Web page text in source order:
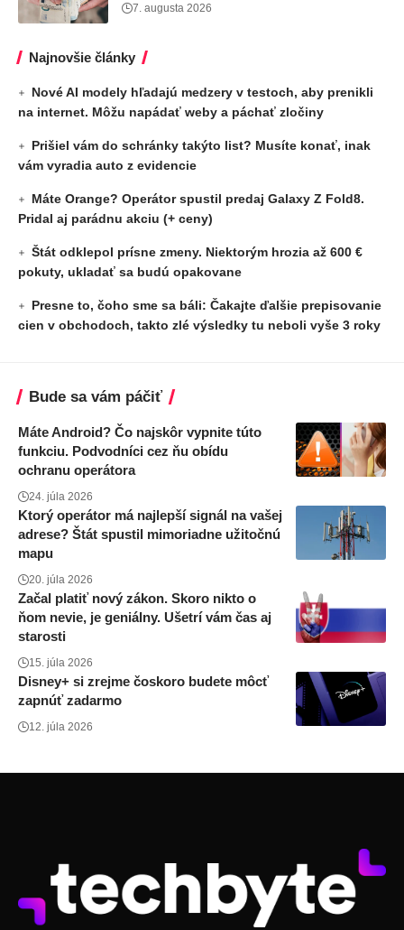
7. augusta 2026
Najnovšie články
Nové AI modely hľadajú medzery v testoch, aby prenikli
na internet. Môžu napádať weby a páchať zločiny
Prišiel vám do schránky takýto list? Musíte konať, inak
vám vyradia auto z evidencie
Máte Orange? Operátor spustil predaj Galaxy Z Fold8.
Pridal aj parádnu akciu (+ ceny)
Štát odklepol prísne zmeny. Niektorým hrozia až 600 €
pokuty, ukladať sa budú opakovane
Presne to, čoho sme sa báli: Čakajte ďalšie prepisovanie
cien v obchodoch, takto zlé výsledky tu neboli vyše 3 roky
Bude sa vám páčiť
Máte Android? Čo najskôr vypnite túto
funkciu. Podvodníci cez ňu obídu
ochranu operátora
24. júla 2026
Ktorý operátor má najlepší signál na vašej
adrese? Štát spustil mimoriadne užitočnú
mapu
20. júla 2026
Začal platiť nový zákon. Skoro nikto o
ňom nevie, je geniálny. Ušetrí vám čas aj
starosti
15. júla 2026
Disney+ si zrejme čoskoro budete môcť
zapnúť zadarmo
12. júla 2026